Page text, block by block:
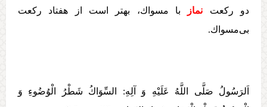
دو ركعت نماز
با مسواك، بهتر است از هفتاد ركعت
بی‏‌مسواك.
اَلرَسُولُ صَلَّی اللَّهُ عَلَيْهِ وَ آلِهِ:‏‏ السِّوَاكُ شَطْرُ الْوُضُوءِ وَ